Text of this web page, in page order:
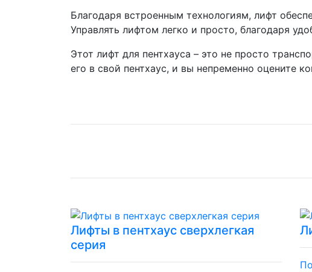
Благодаря встроенным технологиям, лифт
Управлять лифтом легко и просто, благодаря
Этот лифт для пентхауса – это не просто
его в свой пентхаус, и вы непременно оцените
Лифты в пентхаус сверхлегкая
серия